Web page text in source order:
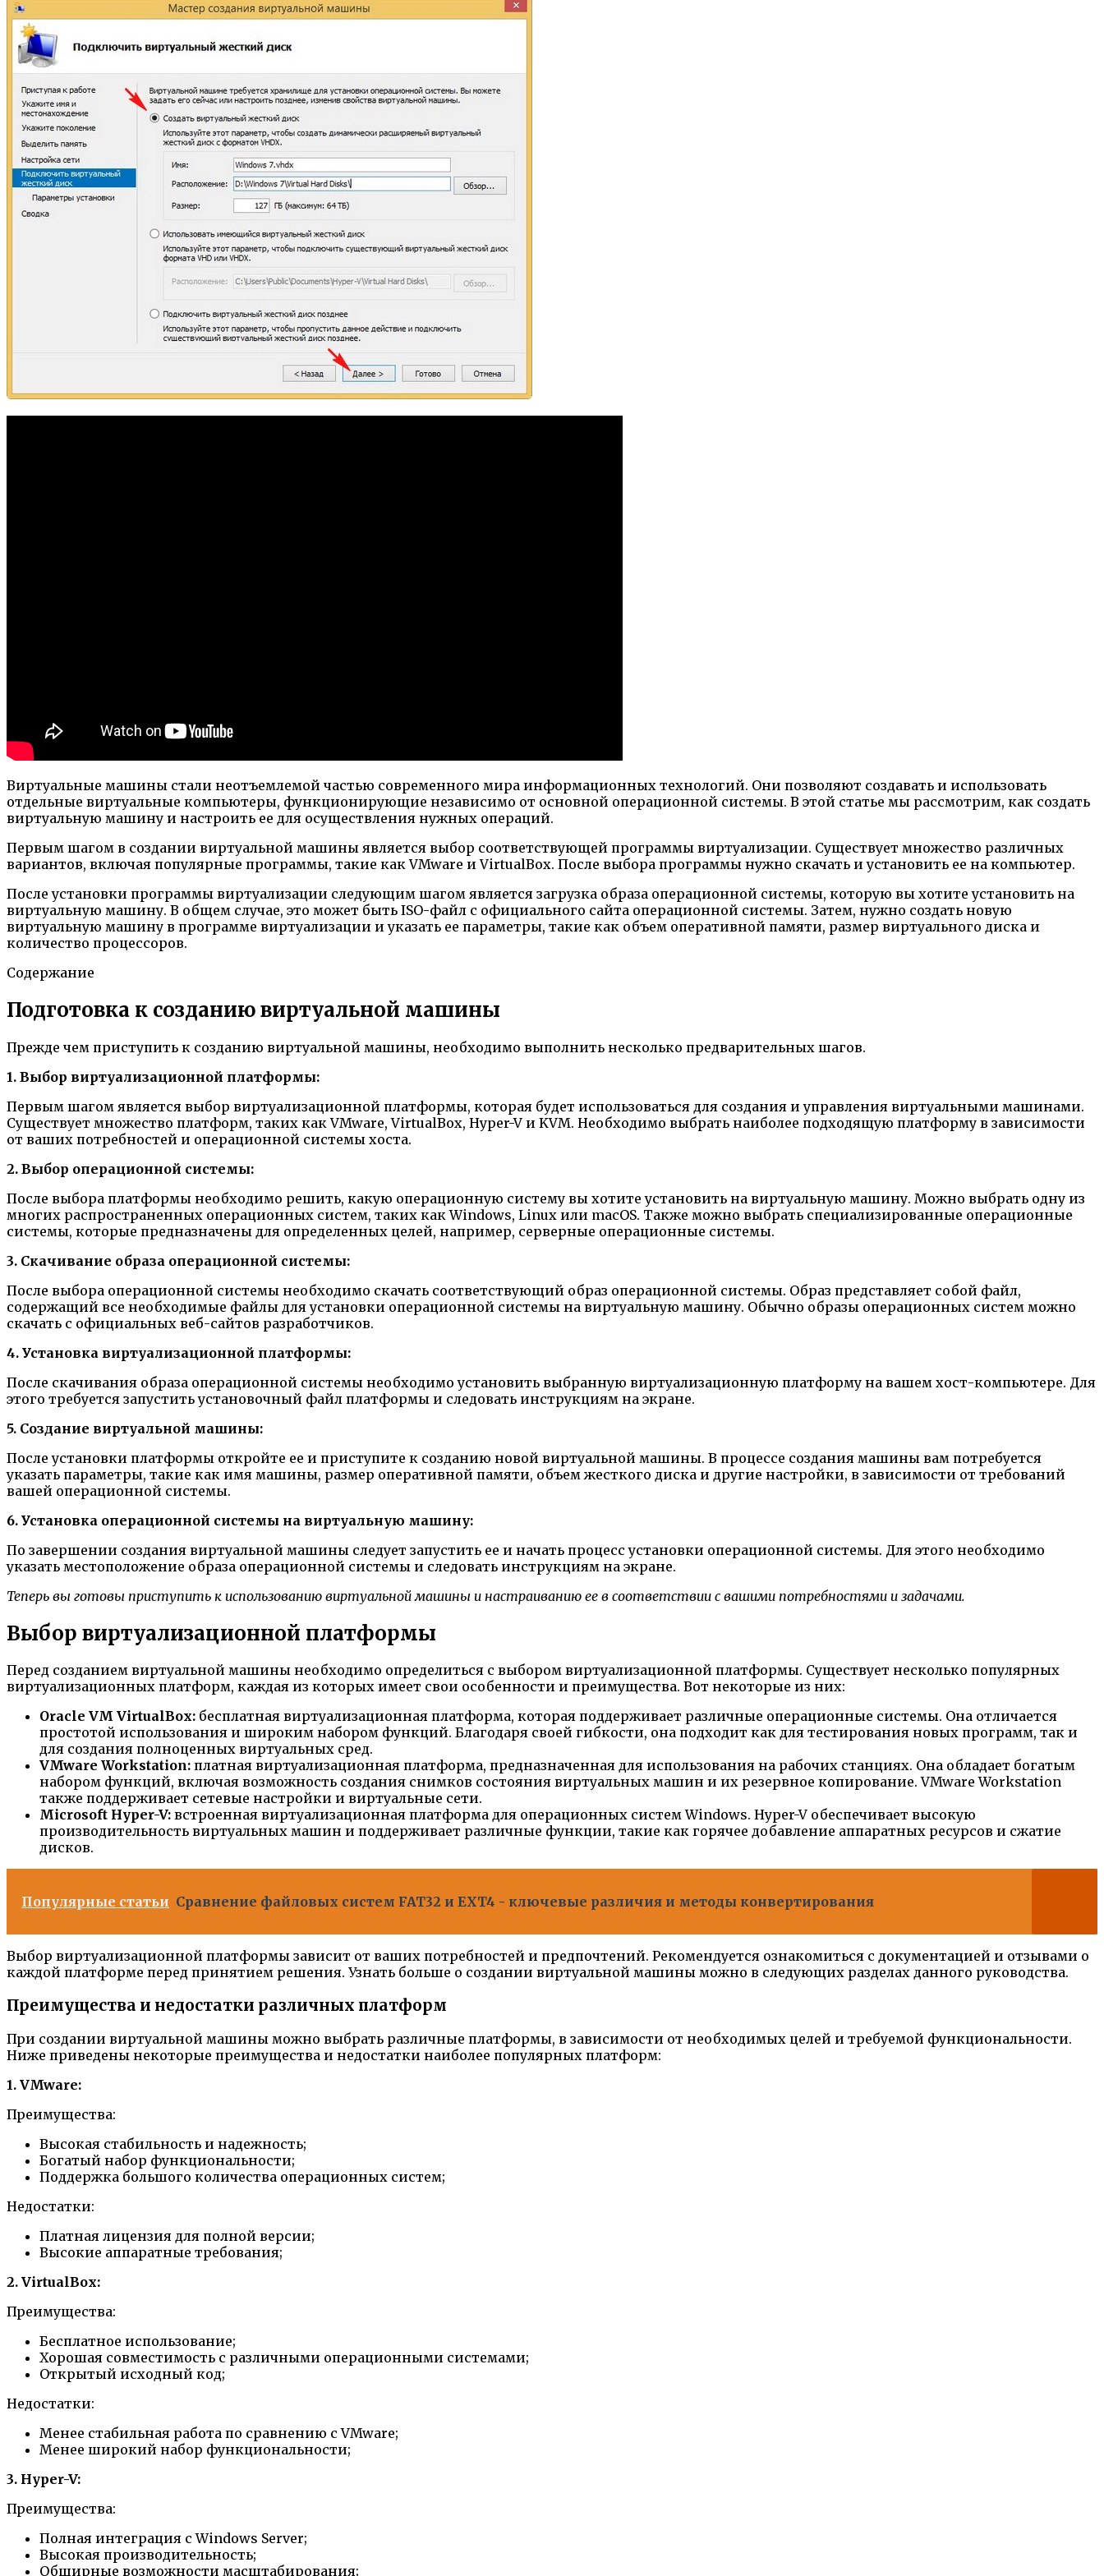
Виртуальные машины стали неотъемлемой частью современного мира информационных технологий. Они позволяют создавать и использовать
отдельные виртуальные компьютеры, функционирующие независимо от основной операционной системы. В этой статье мы рассмотрим, как создать
виртуальную машину и настроить ее для осуществления нужных операций.
Первым шагом в создании виртуальной машины является выбор соответствующей программы виртуализации. Существует множество различных
вариантов, включая популярные программы, такие как VMware и VirtualBox. После выбора программы нужно скачать и установить ее на компьютер.
После установки программы виртуализации следующим шагом является загрузка образа операционной системы, которую вы хотите установить на
виртуальную машину. В общем случае, это может быть ISO-файл с официального сайта операционной системы. Затем, нужно создать новую
виртуальную машину в программе виртуализации и указать ее параметры, такие как объем оперативной памяти, размер виртуального диска и
количество процессоров.
Содержание
Подготовка к созданию виртуальной машины
Прежде чем приступить к созданию виртуальной машины, необходимо выполнить несколько предварительных шагов.
1. Выбор виртуализационной платформы:
Первым шагом является выбор виртуализационной платформы, которая будет использоваться для создания и управления виртуальными машинами.
Существует множество платформ, таких как VMware, VirtualBox, Hyper-V и KVM. Необходимо выбрать наиболее подходящую платформу в зависимости
от ваших потребностей и операционной системы хоста.
2. Выбор операционной системы:
После выбора платформы необходимо решить, какую операционную систему вы хотите установить на виртуальную машину. Можно выбрать одну из
многих распространенных операционных систем, таких как Windows, Linux или macOS. Также можно выбрать специализированные операционные
системы, которые предназначены для определенных целей, например, серверные операционные системы.
3. Скачивание образа операционной системы:
После выбора операционной системы необходимо скачать соответствующий образ операционной системы. Образ представляет собой файл,
содержащий все необходимые файлы для установки операционной системы на виртуальную машину. Обычно образы операционных систем можно
скачать с официальных веб-сайтов разработчиков.
4. Установка виртуализационной платформы:
После скачивания образа операционной системы необходимо установить выбранную виртуализационную платформу на вашем хост-компьютере. Для
этого требуется запустить установочный файл платформы и следовать инструкциям на экране.
5. Создание виртуальной машины:
После установки платформы откройте ее и приступите к созданию новой виртуальной машины. В процессе создания машины вам потребуется
указать параметры, такие как имя машины, размер оперативной памяти, объем жесткого диска и другие настройки, в зависимости от требований
вашей операционной системы.
6. Установка операционной системы на виртуальную машину:
По завершении создания виртуальной машины следует запустить ее и начать процесс установки операционной системы. Для этого необходимо
указать местоположение образа операционной системы и следовать инструкциям на экране.
Теперь вы готовы приступить к использованию виртуальной машины и настраиванию ее в соответствии с вашими потребностями и задачами.
Выбор виртуализационной платформы
Перед созданием виртуальной машины необходимо определиться с выбором виртуализационной платформы. Существует несколько популярных
виртуализационных платформ, каждая из которых имеет свои особенности и преимущества. Вот некоторые из них:
Oracle VM VirtualBox: бесплатная виртуализационная платформа, которая поддерживает различные операционные системы. Она отличается
простотой использования и широким набором функций. Благодаря своей гибкости, она подходит как для тестирования новых программ, так и
для создания полноценных виртуальных сред.
VMware Workstation: платная виртуализационная платформа, предназначенная для использования на рабочих станциях. Она обладает богатым
набором функций, включая возможность создания снимков состояния виртуальных машин и их резервное копирование. VMware Workstation
также поддерживает сетевые настройки и виртуальные сети.
Microsoft Hyper-V: встроенная виртуализационная платформа для операционных систем Windows. Hyper-V обеспечивает высокую
производительность виртуальных машин и поддерживает различные функции, такие как горячее добавление аппаратных ресурсов и сжатие
дисков.
Популярные статьи Сравнение файловых систем FAT32 и EXT4 - ключевые различия и методы конвертирования
Выбор виртуализационной платформы зависит от ваших потребностей и предпочтений. Рекомендуется ознакомиться с документацией и отзывами о
каждой платформе перед принятием решения. Узнать больше о создании виртуальной машины можно в следующих разделах данного руководства.
Преимущества и недостатки различных платформ
При создании виртуальной машины можно выбрать различные платформы, в зависимости от необходимых целей и требуемой функциональности.
Ниже приведены некоторые преимущества и недостатки наиболее популярных платформ:
1. VMware:
Преимущества:
Высокая стабильность и надежность;
Богатый набор функциональности;
Поддержка большого количества операционных систем;
Недостатки:
Платная лицензия для полной версии;
Высокие аппаратные требования;
2. VirtualBox:
Преимущества:
Бесплатное использование;
Хорошая совместимость с различными операционными системами;
Открытый исходный код;
Недостатки:
Менее стабильная работа по сравнению с VMware;
Менее широкий набор функциональности;
3. Hyper-V:
Преимущества:
Полная интеграция с Windows Server;
Высокая производительность;
Обширные возможности масштабирования;